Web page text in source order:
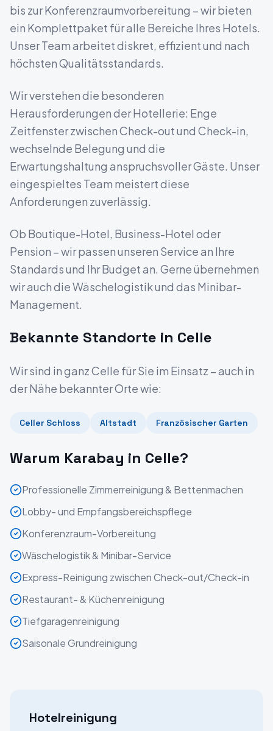
bis zur Konferenzraumvorbereitung – wir bieten
ein Komplettpaket für alle Bereiche Ihres Hotels.
Unser Team arbeitet diskret, effizient und nach
höchsten Qualitätsstandards.
Wir verstehen die besonderen
Herausforderungen der Hotellerie: Enge
Zeitfenster zwischen Check-out und Check-in,
wechselnde Belegung und die
Erwartungshaltung anspruchsvoller Gäste. Unser
eingespieltes Team meistert diese
Anforderungen zuverlässig.
Ob Boutique-Hotel, Business-Hotel oder
Pension – wir passen unseren Service an Ihre
Standards und Ihr Budget an. Gerne übernehmen
wir auch die Wäschelogistik und das Minibar-
Management.
Bekannte Standorte in Celle
Wir sind in ganzCelle für Sie im Einsatz – auch in
der Nähe bekannter Orte wie:
Celler Schloss Altstadt Französischer Garten
Warum Karabay in Celle?
Professionelle Zimmerreinigung & Bettenmachen
Lobby- und Empfangsbereichspflege
Konferenzraum-Vorbereitung
Wäschelogistik & Minibar-Service
Express-Reinigung zwischen Check-out/Check-in
Restaurant- & Küchenreinigung
Tiefgaragenreinigung
Saisonale Grundreinigung
Hotelreinigung